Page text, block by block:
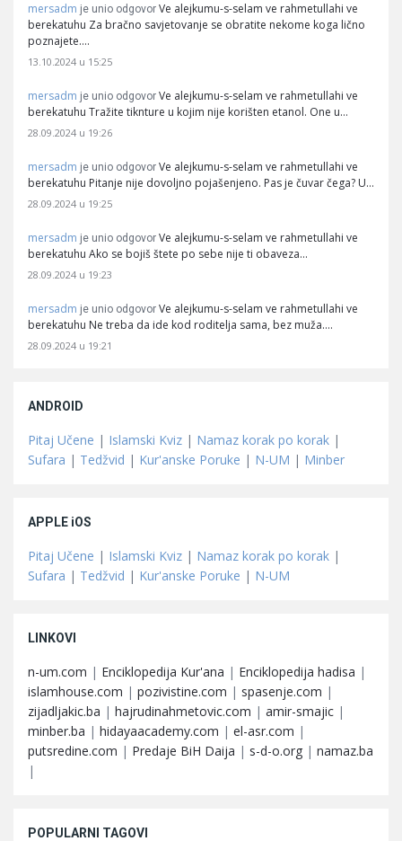
mersadm je unio odgovor Ve alejkumu-s-selam ve rahmetullahi ve
berekatuhu Za bračno savjetovanje se obratite nekome koga lično
poznajete.…
13.10.2024 u 15:25
mersadm je unio odgovor Ve alejkumu-s-selam ve rahmetullahi ve
berekatuhu Tražite tiknture u kojim nije korišten etanol. One u…
28.09.2024 u 19:26
mersadm je unio odgovor Ve alejkumu-s-selam ve rahmetullahi ve
berekatuhu Pitanje nije dovoljno pojašenjeno. Pas je čuvar čega? U…
28.09.2024 u 19:25
mersadm je unio odgovor Ve alejkumu-s-selam ve rahmetullahi ve
berekatuhu Ako se bojiš štete po sebe nije ti obaveza…
28.09.2024 u 19:23
mersadm je unio odgovor Ve alejkumu-s-selam ve rahmetullahi ve
berekatuhu Ne treba da ide kod roditelja sama, bez muža.…
28.09.2024 u 19:21
ANDROID
Pitaj Učene | Islamski Kviz | Namaz korak po korak |
Sufara | Tedžvid | Kur'anske Poruke | N-UM | Minber
APPLE iOS
Pitaj Učene | Islamski Kviz | Namaz korak po korak |
Sufara | Tedžvid | Kur'anske Poruke | N-UM
LINKOVI
n-um.com | Enciklopedija Kur'ana | Enciklopedija hadisa |
islamhouse.com | pozivistine.com | spasenje.com |
zijadljakic.ba | hajrudinahmetovic.com | amir-smajic |
minber.ba | hidayaacademy.com | el-asr.com |
putsredine.com | Predaje BiH Daija | s-d-o.org | namaz.ba
|
POPULARNI TAGOVI